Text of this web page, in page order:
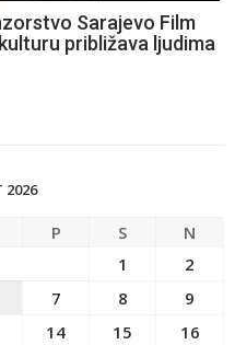
Sarajevo Film
približava ljudima
2026
P S
N
1
2
7 8
9
14 15
16